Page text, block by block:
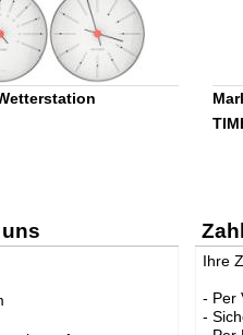
Ihre
- Per
-